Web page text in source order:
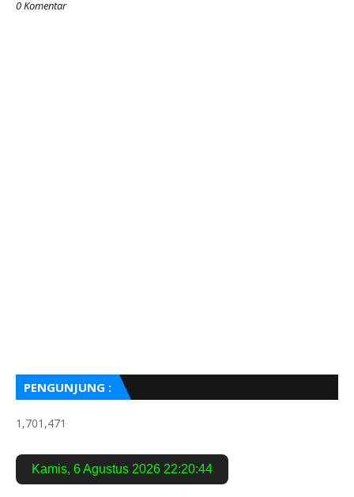
0 Komentar
PENGUNJUNG :
1,701,471
Kamis, 6 Agustus 2026 22:20:45